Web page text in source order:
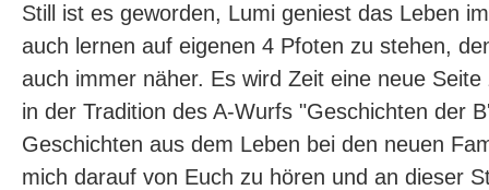
Still ist es geworden, Lumi geniest das Leben
auch lernen auf eigenen 4 Pfoten zu stehen,
auch immer näher. Es wird Zeit eine neue
in der Tradition des A-Wurfs "Geschichten der
Geschichten aus dem Leben bei den neuen
mich darauf von Euch zu hören und an dieser